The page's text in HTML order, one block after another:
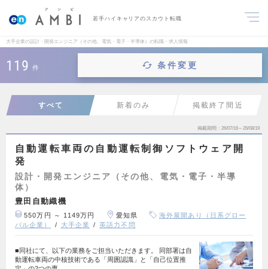
若手ハイキャリアのスカウト転職
大手企業の設計・開発エンジニア（その他、電気・電子・半導体）の転職・求人情報
119 件 条件変更
すべて 新着のみ 掲載終了間近
掲載期間 26/07/16～26/08/19
自動運転車両の自動運転制御ソフトウェア開
発
設計・開発エンジニア（その他、電気・電子・半導
体）
豊田自動織機
550万円 ～ 1149万円 愛知県
海外展開あり（日系グロー
バル企業）
大手企業 英語力不問
■同社にて、以下の業務をご担当いただきます。 同部署は自
動運転車両の中核技術である「周囲認識」と「自己位置推